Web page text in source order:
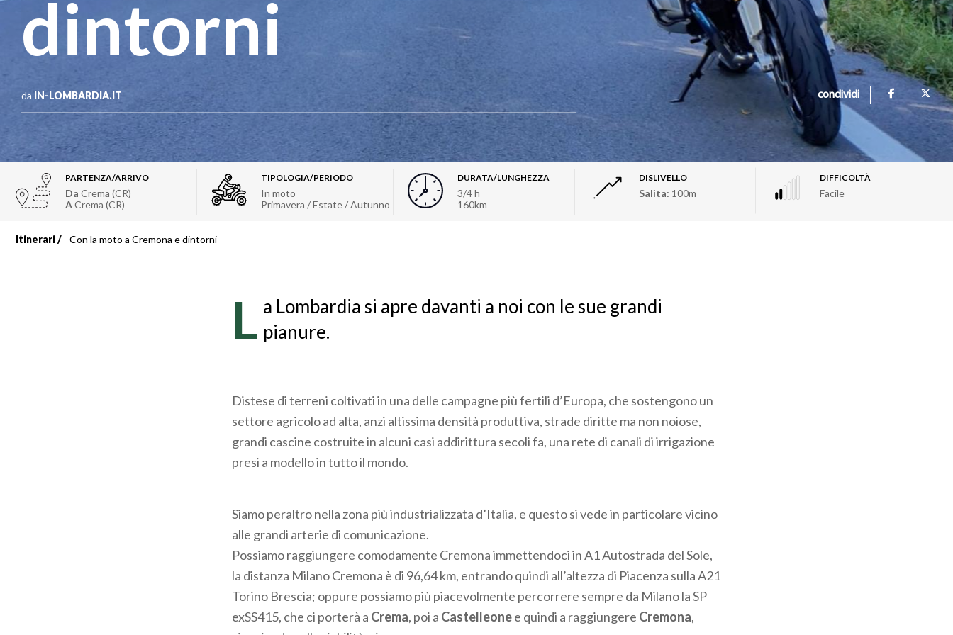
dintorni
da IN-LOMBARDIA.IT condividi
PARTENZA/ARRIVO
Da Crema (CR)
ACrema (CR)
TIPOLOGIA/PERIODO
In moto
Primavera / Estate / Autunno
DURATA/LUNGHEZZA
3/4 h
160km
DISLIVELLO
Salita: 100m
DIFFICOLTÀ
Facile
Itinerari Con la moto a Cremona e dintorni
L a Lombardia si apre davanti a noi con le sue grandi
pianure.
Distese di terreni coltivati in una delle campagne più fertili d’Europa, che sostengono un
settore agricolo ad alta, anzi altissima densità produttiva, strade diritte ma non noiose,
grandi cascine costruite in alcuni casi addirittura secoli fa, una rete di canali di irrigazione
presi a modello in tutto il mondo.
Siamo peraltro nella zona più industrializzata d’Italia, e questo si vede in particolare vicino
alle grandi arterie di comunicazione.
Possiamo raggiungere comodamente Cremona immettendoci in A1 Autostrada del Sole,
la distanza Milano Cremona è di 96,64 km, entrando quindi all’altezza di Piacenza sulla A21
Torino Brescia; oppure possiamo più piacevolmente percorrere sempre da Milano la SP
exSS415, che ci porterà a Crema, poi a Castelleonee quindi a raggiungere Cremona,